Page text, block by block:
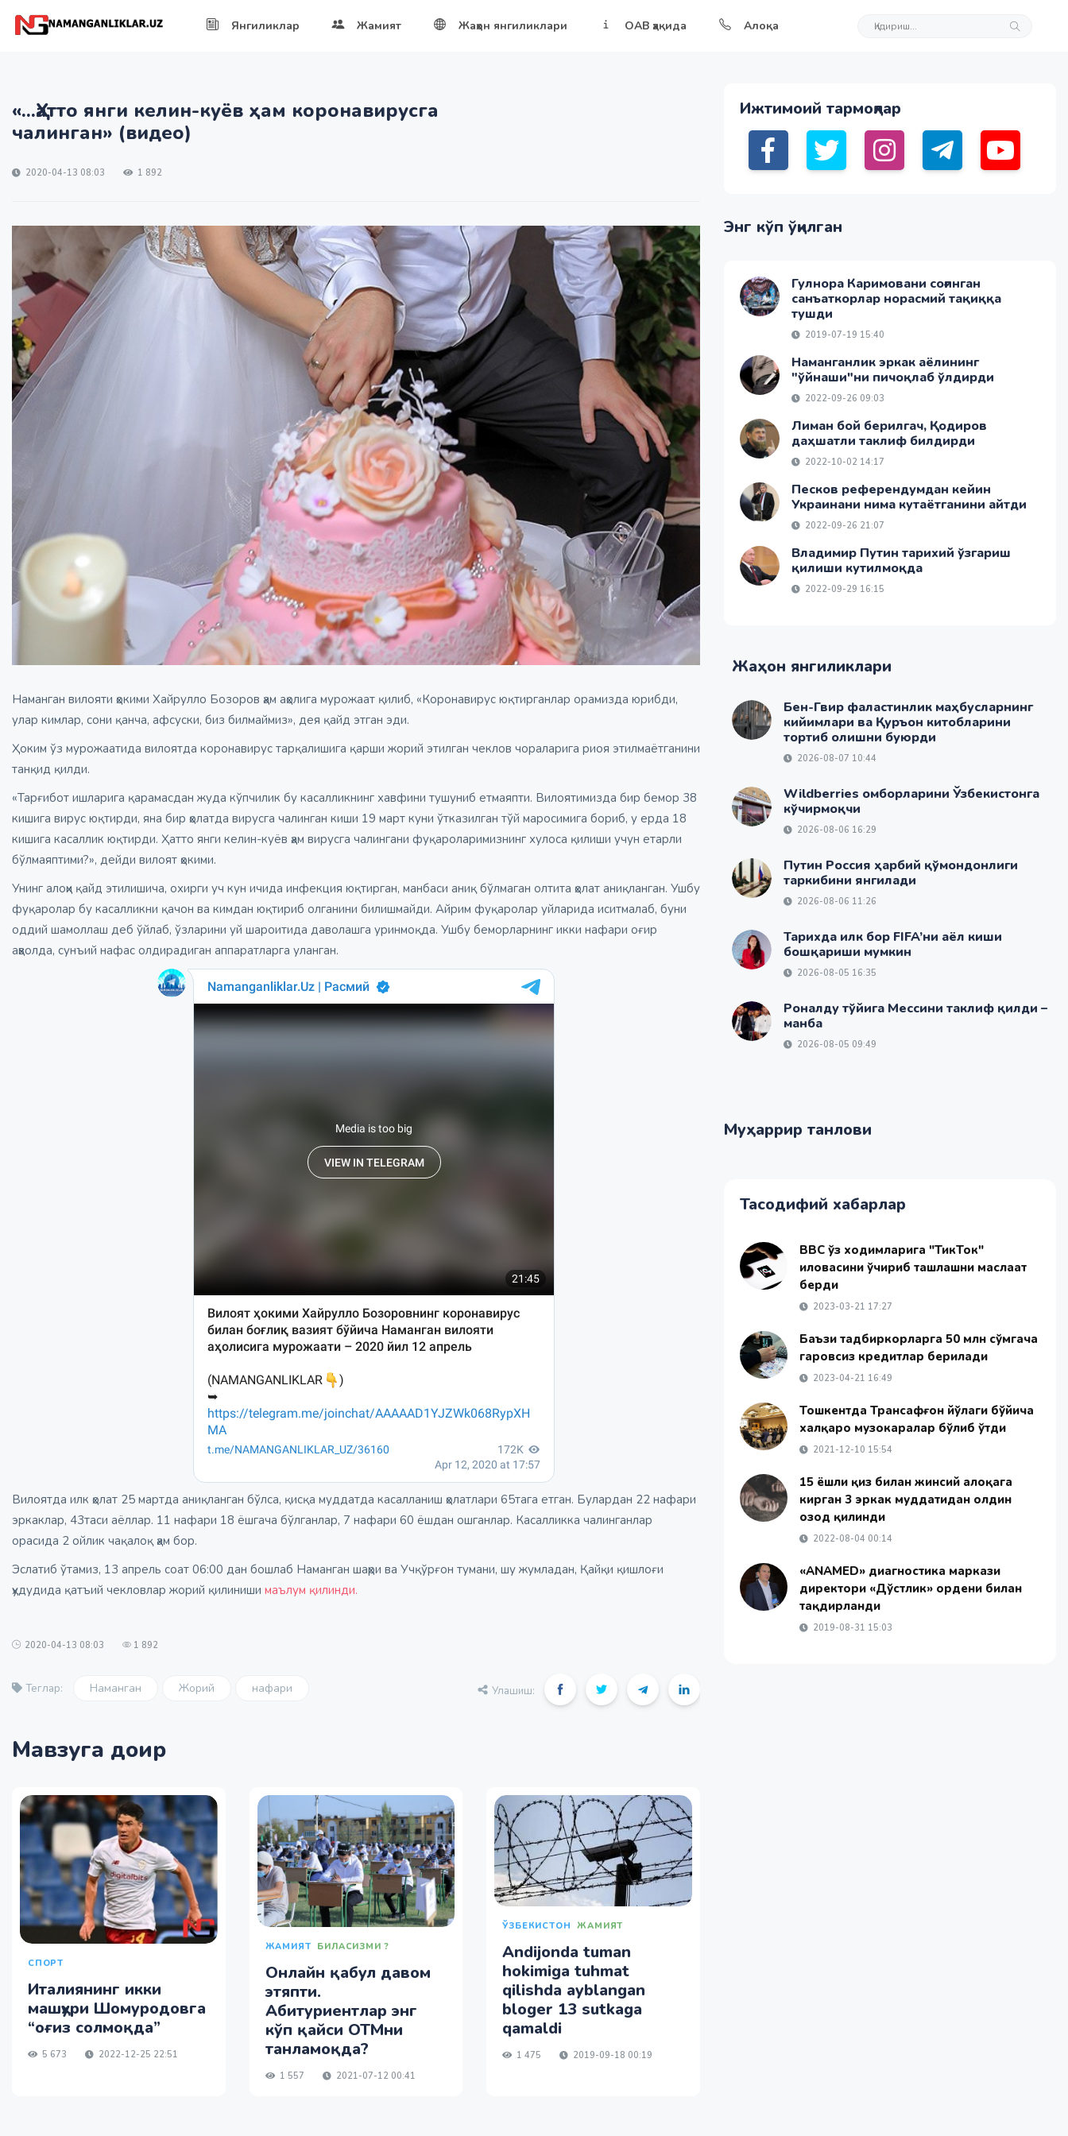
Янгиликлар Жамият Жаҳон янгиликлари ОАВ ҳақида Алоқа
«...Ҳатто янги келин-куёв ҳам коронавирусга
чалинган» (видео)
2020-04-13 08:03 1 892
Наманган вилояти ҳокими Хайрулло Бозоров ҳам аҳолига мурожаат қилиб, «Коронавирус юқтирганлар орамизда юрибди,
улар кимлар, сони қанча, афсуски, биз билмаймиз», дея қайд этган эди.
Ҳоким ўз мурожаатида вилоятда коронавирус тарқалишига қарши жорий этилган чеклов чораларига риоя этилмаётганини
танқид қилди.
«Тарғибот ишларига қарамасдан жуда кўпчилик бу касалликнинг хавфини тушуниб етмаяпти. Вилоятимизда бир бемор 38
кишига вирус юқтирди, яна бир ҳолатда вирусга чалинган киши 19 март куни ўтказилган тўй маросимига бориб, у ерда 18
кишига касаллик юқтирди. Ҳатто янги келин-куёв ҳам вирусга чалингани фуқароларимизнинг хулоса қилиши учун етарли
бўлмаяптими?», дейди вилоят ҳокими.
Унинг алоҳи қайд этилишича, охирги уч кун ичида инфекция юқтирган, манбаси аниқ бўлмаган олтита ҳолат аниқланган. Ушбу
фуқаролар бу касалликни қачон ва кимдан юқтириб олганини билишмайди. Айрим фуқаролар уйларида иситмалаб, буни
оддий шамоллаш деб ўйлаб, ўзларини уй шароитида даволашга уринмоқда. Ушбу беморларнинг икки нафари оғир
аҳволда, сунъий нафас олдирадиган аппаратларга уланган.
Вилоятда илк ҳолат 25 мартда аниқланган бўлса, қисқа муддатда касалланиш ҳолатлари 65тага етган. Булардан 22 нафари
эркаклар, 43таси аёллар. 11 нафари 18 ёшгача бўлганлар, 7 нафари 60 ёшдан ошганлар. Касалликка чалинганлар
орасида 2 ойлик чақалоқ ҳам бор.
Эслатиб ўтамиз, 13 апрель соат 06:00 дан бошлаб Наманган шаҳри ва Учқўрғон тумани, шу жумладан, Қайқи қишлоғи
ҳудудида қатъий чекловлар жорий қилиниши маълум қилинди.
2020-04-13 08:03 1 892
Теглар: Наманган Жорий нафари Улашиш:
Мавзуга доир
СПОРТ
Италиянинг икки
машҳури Шомуродовга
“оғиз солмоқда”
5 673 2022-12-25 22:51
ЖАМИЯТ БИЛАСИЗМИ ?
Онлайн қабул давом
этяпти.
Абитуриентлар энг
кўп қайси ОТМни
танламоқда?
1 557 2021-07-12 00:41
ЎЗБЕКИСТОН ЖАМИЯТ
Andijonda tuman
hokimiga tuhmat
qilishda ayblangan
bloger 13 sutkaga
qamaldi
1 475 2019-09-18 00:19
Ижтимоий тармоқлар
Энг кўп ўқилган
Гулнора Каримовани соғинган
санъаткорлар норасмий тақиққа
тушди
2019-07-19 15:40
Наманганлик эркак аёлининг
"ўйнаши"ни пичоқлаб ўлдирди
2022-09-26 09:03
Лиман бой берилгач, Қодиров
даҳшатли таклиф билдирди
2022-10-02 14:17
Песков референдумдан кейин
Украинани нима кутаётганини айтди
2022-09-26 21:07
Владимир Путин тарихий ўзгариш
қилиши кутилмоқда
2022-09-29 16:15
Жаҳон янгиликлари
Бен-Гвир фаластинлик маҳбусларнинг
кийимлари ва Қуръон китобларини
тортиб олишни буюрди
2026-08-07 10:44
Wildberries омборларини Ўзбекистонга
кўчирмоқчи
2026-08-06 16:29
Путин Россия ҳарбий қўмондонлиги
таркибини янгилади
2026-08-06 11:26
Тарихда илк бор FIFA’ни аёл киши
бошқариши мумкин
2026-08-05 16:35
Роналду тўйига Мессини таклиф қилди –
манба
2026-08-05 09:49
Муҳаррир танлови
Тасодифий хабарлар
BBC ўз ходимларига "ТикТок"
иловасини ўчириб ташлашни маслаҳат
берди
2023-03-21 17:27
Баъзи тадбиркорларга 50 млн сўмгача
гаровсиз кредитлар берилади
2023-04-21 16:49
Тошкентда Трансафғон йўлаги бўйича
халқаро музокаралар бўлиб ўтди
2021-12-10 15:54
15 ёшли қиз билан жинсий алоқага
кирган 3 эркак муддатидан олдин
озод қилинди
2022-08-04 00:14
«АNAMED» диагностика маркази
директори «Дўстлик» ордени билан
тақдирланди
2019-08-31 15:03